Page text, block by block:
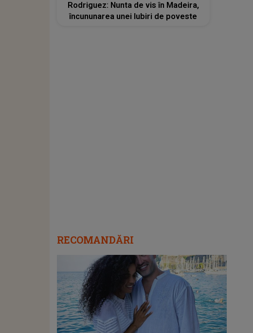
Rodriguez: Nunta de vis în Madeira,
încununarea unei Iubiri de poveste
RECOMANDĂRI